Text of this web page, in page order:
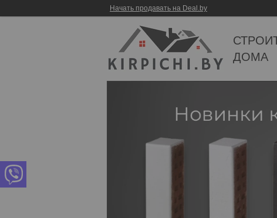
Начать продавать на Deal.by
ДОМА